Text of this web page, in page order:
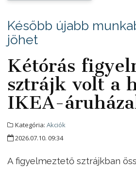
Később újabb
jöhet
Kétórás
sztrájk volt a
IKEA-
Kategória: Akciók
2026.07.10. 09:34
A figyelmeztető sztrájkban